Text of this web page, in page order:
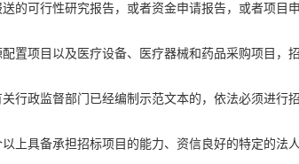
可行性研究报告，或者资金申请报告，或者项目
项目以及医疗设备、医疗器械和药品采购项目，
政监督部门已经编制示范文本的，依法必须进行
具备承担招标项目的能力、资信良好的特定的法